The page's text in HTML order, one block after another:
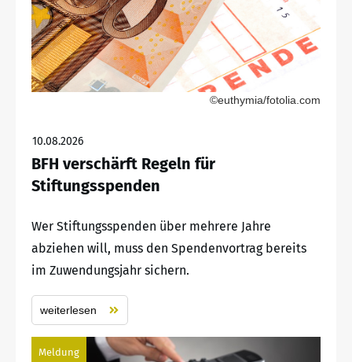
©euthymia/fotolia.com
10.08.2026
BFH verschärft Regeln für
Stiftungsspenden
Wer Stiftungsspenden über mehrere Jahre
abziehen will, muss den Spendenvortrag bereits
im Zuwendungsjahr sichern.
weiterlesen
Meldung